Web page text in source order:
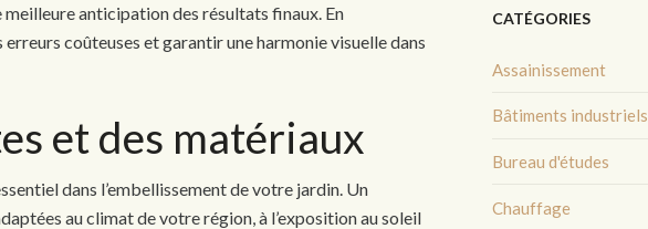
anticipation des résultats finaux. En
coûteuses et garantir une harmonie visuelle dans
et des matériaux
dans l’embellissement de votre jardin. Un
au climat de votre région, à l’exposition au soleil
CATÉGORIES
Assainissement
Bâtiments industriels
Bureau d'études
Chauffage